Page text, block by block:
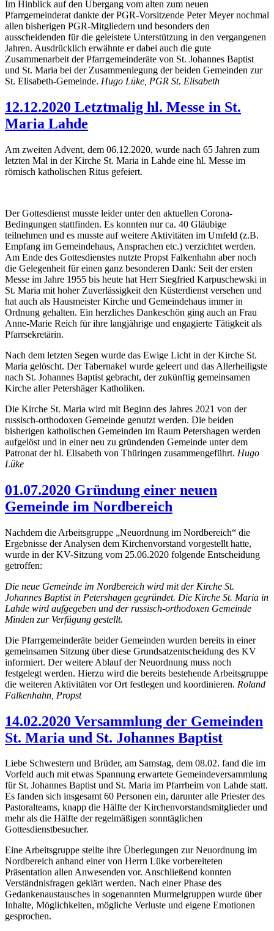
Im Hinblick auf den Übergang vom alten zum neuen
Pfarrgemeinderat dankte der PGR-Vorsitzende Peter Meyer nochmal
allen bisherigen PGR-Mitgliedern und besonders den
ausscheidenden für die geleistete Unterstützung in den vergangenen
Jahren. Ausdrücklich erwähnte er dabei auch die gute
Zusammenarbeit der Pfarrgemeinderäte von St. Johannes Baptist
und St. Maria bei der Zusammenlegung der beiden Gemeinden zur
St. Elisabeth-Gemeinde. Hugo Lüke, PGR St. Elisabeth
12.12.2020 Letztmalig hl. Messe in St.
Maria Lahde
Am zweiten Advent, dem 06.12.2020, wurde nach 65 Jahren zum
letzten Mal in der Kirche St. Maria in Lahde eine hl. Messe im
römisch katholischen Ritus gefeiert.
Der Gottesdienst musste leider unter den aktuellen Corona-
Bedingungen stattfinden. Es konnten nur ca. 40 Gläubige
teilnehmen und es musste auf weitere Aktivitäten im Umfeld (z.B.
Empfang im Gemeindehaus, Ansprachen etc.) verzichtet werden.
Am Ende des Gottesdienstes nutzte Propst Falkenhahn aber noch
die Gelegenheit für einen ganz besonderen Dank: Seit der ersten
Messe im Jahre 1955 bis heute hat Herr Siegfried Karpuschewski in
St. Maria mit hoher Zuverlässigkeit den Küsterdienst versehen und
hat auch als Hausmeister Kirche und Gemeindehaus immer in
Ordnung gehalten. Ein herzliches Dankeschön ging auch an Frau
Anne-Marie Reich für ihre langjährige und engagierte Tätigkeit als
Pfarrsekretärin.
Nach dem letzten Segen wurde das Ewige Licht in der Kirche St.
Maria gelöscht. Der Tabernakel wurde geleert und das Allerheiligste
nach St. Johannes Baptist gebracht, der zukünftig gemeinsamen
Kirche aller Petershäger Katholiken.
Die Kirche St. Maria wird mit Beginn des Jahres 2021 von der
russisch-orthodoxen Gemeinde genutzt werden. Die beiden
bisherigen katholischen Gemeinden im Raum Petershagen werden
aufgelöst und in einer neu zu gründenden Gemeinde unter dem
Patronat der hl. Elisabeth von Thüringen zusammengeführt. Hugo
Lüke
01.07.2020 Gründung einer neuen
Gemeinde im Nordbereich
Nachdem die Arbeitsgruppe „Neuordnung im Nordbereich“ die
Ergebnisse der Analysen dem Kirchenvorstand vorgestellt hatte,
wurde in der KV-Sitzung vom 25.06.2020 folgende Entscheidung
getroffen:
Die neue Gemeinde im Nordbereich wird mit der Kirche St.
Johannes Baptist in Petershagen gegründet. Die Kirche St. Maria in
Lahde wird aufgegeben und der russisch-orthodoxen Gemeinde
Minden zur Verfügung gestellt.
Die Pfarrgemeinderäte beider Gemeinden wurden bereits in einer
gemeinsamen Sitzung über diese Grundsatzentscheidung des KV
informiert. Der weitere Ablauf der Neuordnung muss noch
festgelegt werden. Hierzu wird die bereits bestehende Arbeitsgruppe
die weiteren Aktivitäten vor Ort festlegen und koordinieren. Roland
Falkenhahn, Propst
14.02.2020 Versammlung der Gemeinden
St. Maria und St. Johannes Baptist
Liebe Schwestern und Brüder, am Samstag, dem 08.02. fand die im
Vorfeld auch mit etwas Spannung erwartete Gemeindeversammlung
für St. Johannes Baptist und St. Maria im Pfarrheim von Lahde statt.
Es fanden sich insgesamt 60 Personen ein, darunter alle Priester des
Pastoralteams, knapp die Hälfte der Kirchenvorstandsmitglieder und
mehr als die Hälfte der regelmäßigen sonntäglichen
Gottesdienstbesucher.
Eine Arbeitsgruppe stellte ihre Überlegungen zur Neuordnung im
Nordbereich anhand einer von Herrn Lüke vorbereiteten
Präsentation allen Anwesenden vor. Anschließend konnten
Verständnisfragen geklärt werden. Nach einer Phase des
Gedankenaustausches in sogenannten Murmelgruppen wurde über
Inhalte, Möglichkeiten, mögliche Verluste und eigene Emotionen
gesprochen.